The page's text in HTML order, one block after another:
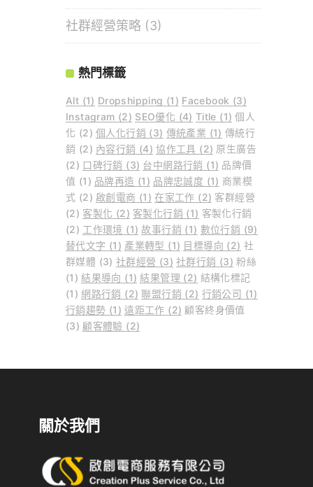
社群經營策略 (3)
熱門標籤
Alt (1) Dropshipping (1) Facebook (3)
Instagram (2) SEO優化 (4) Title (1) 個人
化 (2) 個人化行銷 (3) 傳統產業 (1) 傳統行
銷 (2) 內容行銷 (4) 協作工具 (2) 原生廣告
(2) 口碑行銷 (3) 台中網路行銷 (1) 品牌價
值 (1) 品牌再造 (1) 品牌忠誠度 (1) 商業模
式 (2) 啟創電商 (1) 在家工作 (2) 客群經營
(2) 客製化 (2) 客製化行銷 (1) 客製化行銷
(2) 工作環境 (1) 故事行銷 (1) 數位行銷 (9)
替代文字 (1) 產業轉型 (1) 目標導向 (2) 社
群媒體 (3) 社群經營 (3) 社群行銷 (3) 粉絲
(1) 結果導向 (1) 結果管理 (2) 結構化標記
(1) 網路行銷 (2) 聯盟行銷 (2) 行銷公司 (1)
行銷趨勢 (1) 遠距工作 (2) 顧客終身價值
(3) 顧客體驗 (2)
關於我們